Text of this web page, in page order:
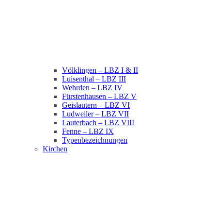
Völklingen – LBZ I & II
Luisenthal – LBZ III
Wehrden – LBZ IV
Fürstenhausen – LBZ V
Geislautern – LBZ VI
Ludweiler – LBZ VII
Lauterbach – LBZ VIII
Fenne – LBZ IX
Typenbezeichnungen
Kirchen